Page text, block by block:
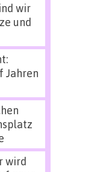
wir
und
Jahren
wird